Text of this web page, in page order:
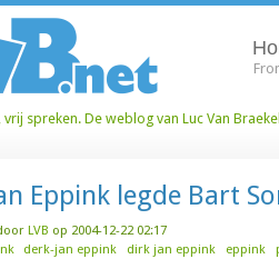
vrij spreken. De weblog van Luc Van
Eppink legde Bart
LVB op 2004-12-22 02:17
derk-jan eppink dirk jan eppink eppink